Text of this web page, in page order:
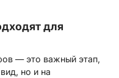
для
— это важный этап,
но и на